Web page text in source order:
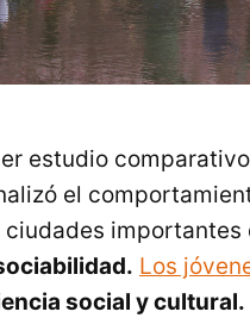
estudio
el
importantes
Los
social y cultural.